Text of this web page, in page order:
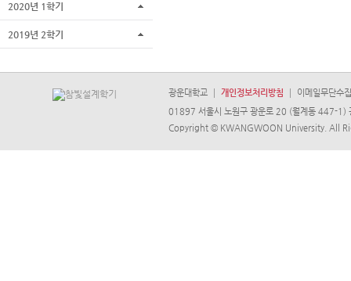
2020년 1학기
2019년 2학기
광운대학교 개인정보처리방침
이메일무단수
01897 서울시 노원구 광운로 20 (월계동 447-
Copyright © KWANGWOON University. All